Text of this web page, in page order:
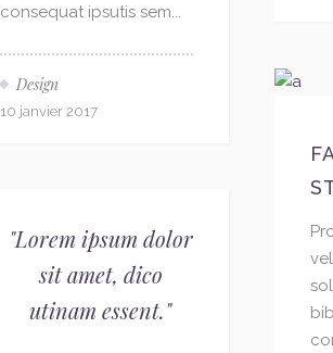
consequat ipsutis sem...
Design
10 janvier 2017
"Lorem ipsum dolor
sit amet, dico
utinam essent."